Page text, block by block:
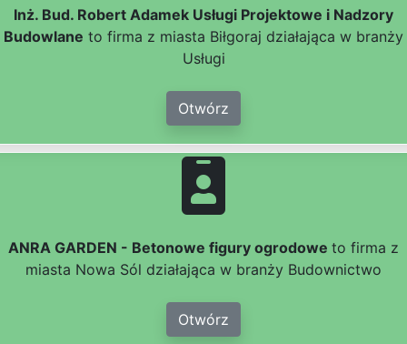
Inż. Bud. Robert Adamek Usługi Projektowe i Nadzory
Budowlane to firma z miasta Biłgoraj działająca w branży
Usługi
Otwórz
ANRA GARDEN - Betonowe figury ogrodowe to firma z
miasta Nowa Sól działająca w branży Budownictwo
Otwórz